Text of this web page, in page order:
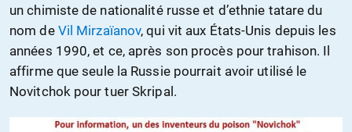
un chimiste de nationalité russe et d’ethnie tatare du
nom de Vil Mirzaïanov, qui vit aux États-Unis depuis les
années 1990, et ce, après son procès pour trahison. Il
affirme que seule la Russie pourrait avoir utilisé le
Novitchok pour tuer Skripal.